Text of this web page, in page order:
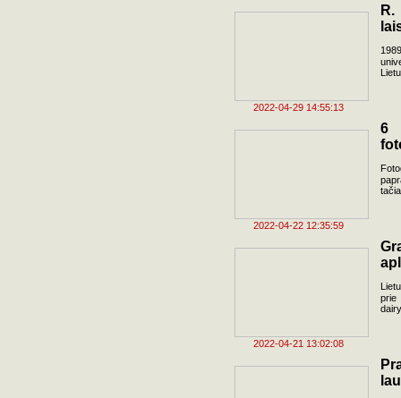
2022-04-29 14:55:13
R.
2022-04-22 12:35:59
6
2022-04-21 13:02:08
prie